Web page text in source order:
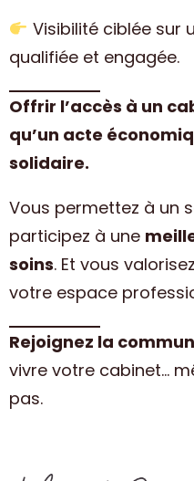
Visibilité ciblée sur
qualifiée et engagée.
Offrir l’accès à un
qu’un acte
solidaire.
Vous permettez à un
participez à une
soins. Et vous
votre espace
Rejoignez la
vivre votre cabinet…
pas.